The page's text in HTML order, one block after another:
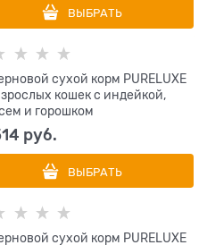
ВЫБРАТЬ
сухой корм PURELUXE
кошек с индейкой,
и горошком
руб.
ВЫБРАТЬ
сухой корм PURELUXE